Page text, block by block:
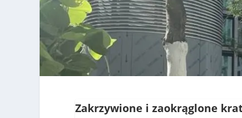
Zakrzywione i zaokrąglone